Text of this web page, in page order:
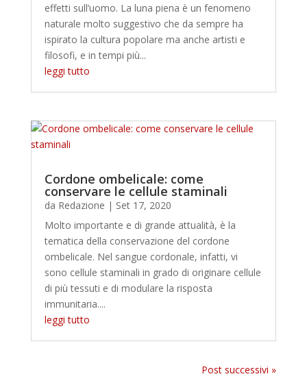
effetti sull’uomo. La luna piena è un fenomeno
naturale molto suggestivo che da sempre ha
ispirato la cultura popolare ma anche artisti e
filosofi, e in tempi più...
leggi tutto
Cordone ombelicale: come
conservare le cellule staminali
da Redazione | Set 17, 2020
Molto importante e di grande attualità, è la
tematica della conservazione del cordone
ombelicale. Nel sangue cordonale, infatti, vi
sono cellule staminali in grado di originare cellule
di più tessuti e di modulare la risposta
immunitaria....
leggi tutto
Post successivi »